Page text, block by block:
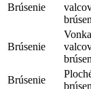
Brúsenie
Brúsenie
Brúsenie